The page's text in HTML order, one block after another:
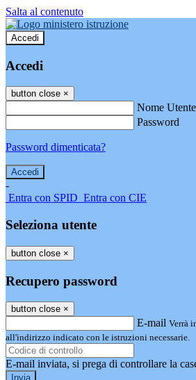
Salta al contenuto
Accedi
Accedi
button close ×
Nome Utente
Password
Password dimenticata?
-
Entra con SPID Entra con CIE
Seleziona utente
button close ×
Recupero password
button close ×
E-mail Verrà
all'indirizzo indicato con le istruzioni necessarie.
E-mail inviata, si prega di controllare la